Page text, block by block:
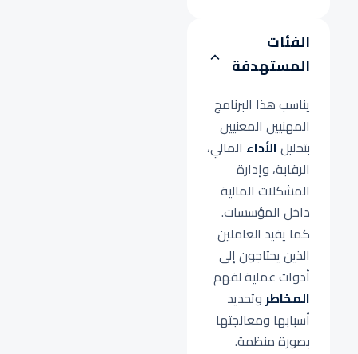
الفئات
المستهدفة
يناسب هذا البرنامج
المهنيين المعنيين
بتحليلالأداء المالي،
الرقابة، وإدارة
المشكلات المالية
داخل المؤسسات.
كما يفيد العاملين
الذين يحتاجون إلى
أدوات عملية لفهم
المخاطروتحديد
أسبابها ومعالجتها
بصورة منظمة.